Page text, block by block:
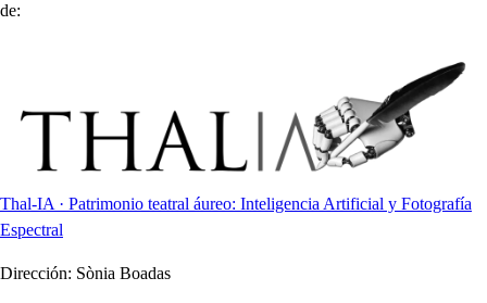
de:
Thal-IA · Patrimonio teatral áureo: Inteligencia Artificial y Fotografía
Espectral
Dirección: Sònia Boadas